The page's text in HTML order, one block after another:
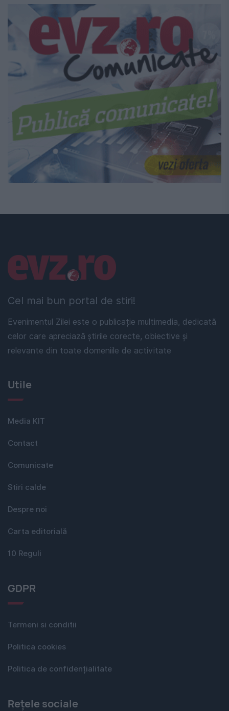
Cel mai bun portal de stiri!
Evenimentul Zilei este o publicație multimedia, dedicată
celor care apreciază știrile corecte, obiective și
relevante din toate domeniile de activitate
Linkuri utile
Utile
Media KIT
Contact
Comunicate
Stiri calde
Despre noi
Carta editorială
10 Reguli
GDPR
Termeni si conditii
Politica cookies
Politica de confidențialitate
Rețele sociale